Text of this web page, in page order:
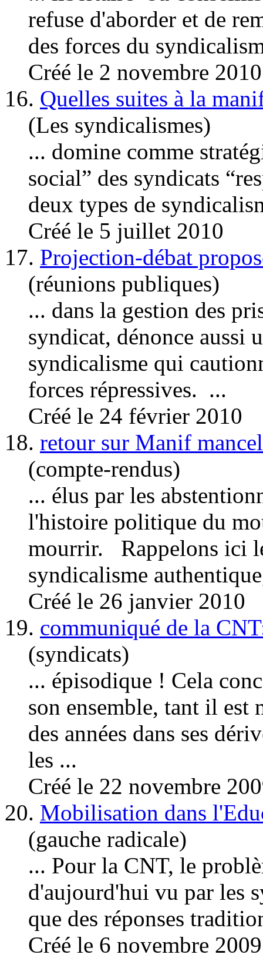
refuse d'aborder et de
des forces du
Créé le 2 novembre 2010
16. Quelles suites à la
(Les syndicalismes)
... domine comme
social” des syndicats
deux types de
Créé le 5 juillet 2010
17. Projection-débat
(réunions publiques)
... dans la gestion des
syndicat, dénonce aussi
syndicalisme qui
forces répressives. ...
Créé le 24 février 2010
18. retour sur Manif
(compte-rendus)
... élus par les
l'histoire politique du
mourrir. Rappelons ici
syndicalisme
Créé le 26 janvier 2010
19. communiqué de la
(syndicats)
... épisodique ! Cela
son ensemble, tant il est
des années dans ses
les ...
Créé le 22 novembre
20. Mobilisation dans
(gauche radicale)
... Pour la CNT, le
d'aujourd'hui vu par les
que des réponses
Créé le 6 novembre 2009